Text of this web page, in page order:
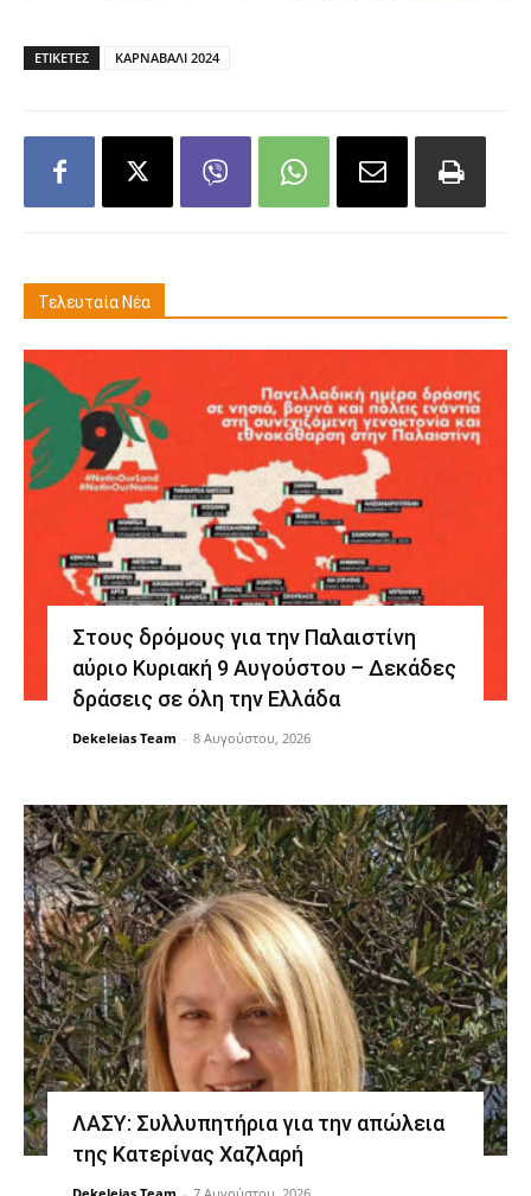
ΕΤΙΚΕΤΕΣ ΚΑΡΝΑΒΑΛΙ 2024
Τελευταία Νέα
Στους δρόμους για την Παλαιστίνη
αύριο Κυριακή 9 Αυγούστου – Δεκάδες
δράσεις σε όλη την Ελλάδα
Dekeleias Team - 8 Αυγούστου, 2026
ΛΑΣΥ: Συλλυπητήρια για την απώλεια
της Κατερίνας Χαζλαρή